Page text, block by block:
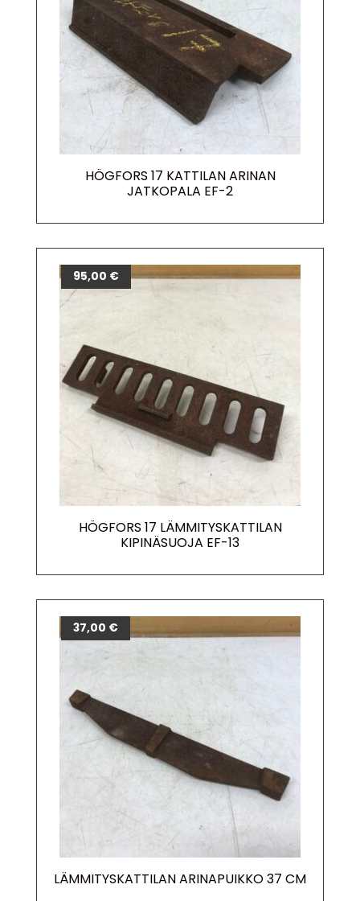
HÖGFORS 17 KATTILAN ARINAN
JATKOPALA EF-2
HÖGFORS 17 LÄMMITYSKATTILAN
KIPINÄSUOJA EF-13
95,00 €
LÄMMITYSKATTILAN ARINAPUIKKO 37 CM
37,00 €